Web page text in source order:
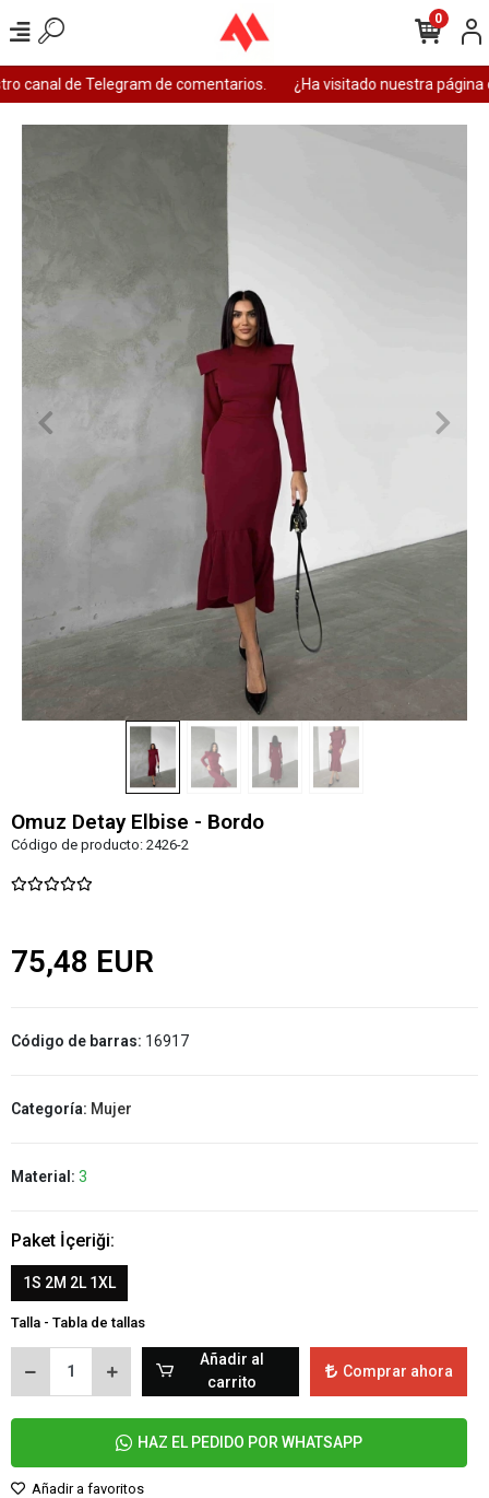
canal de Telegram de comentarios. ¿Ha visitado nuestra página
0
Omuz Detay Elbise - Bordo
Código de producto: 2426-2
75,48 EUR
Código de barras: 16917
Categoría: Mujer
Material: 3
Paket İçeriği:
1S 2M 2L 1XL
Talla - Tabla de tallas
Añadir al
carrito
Comprar ahora
HAZ EL PEDIDO POR WHATSAPP
Añadir a favoritos